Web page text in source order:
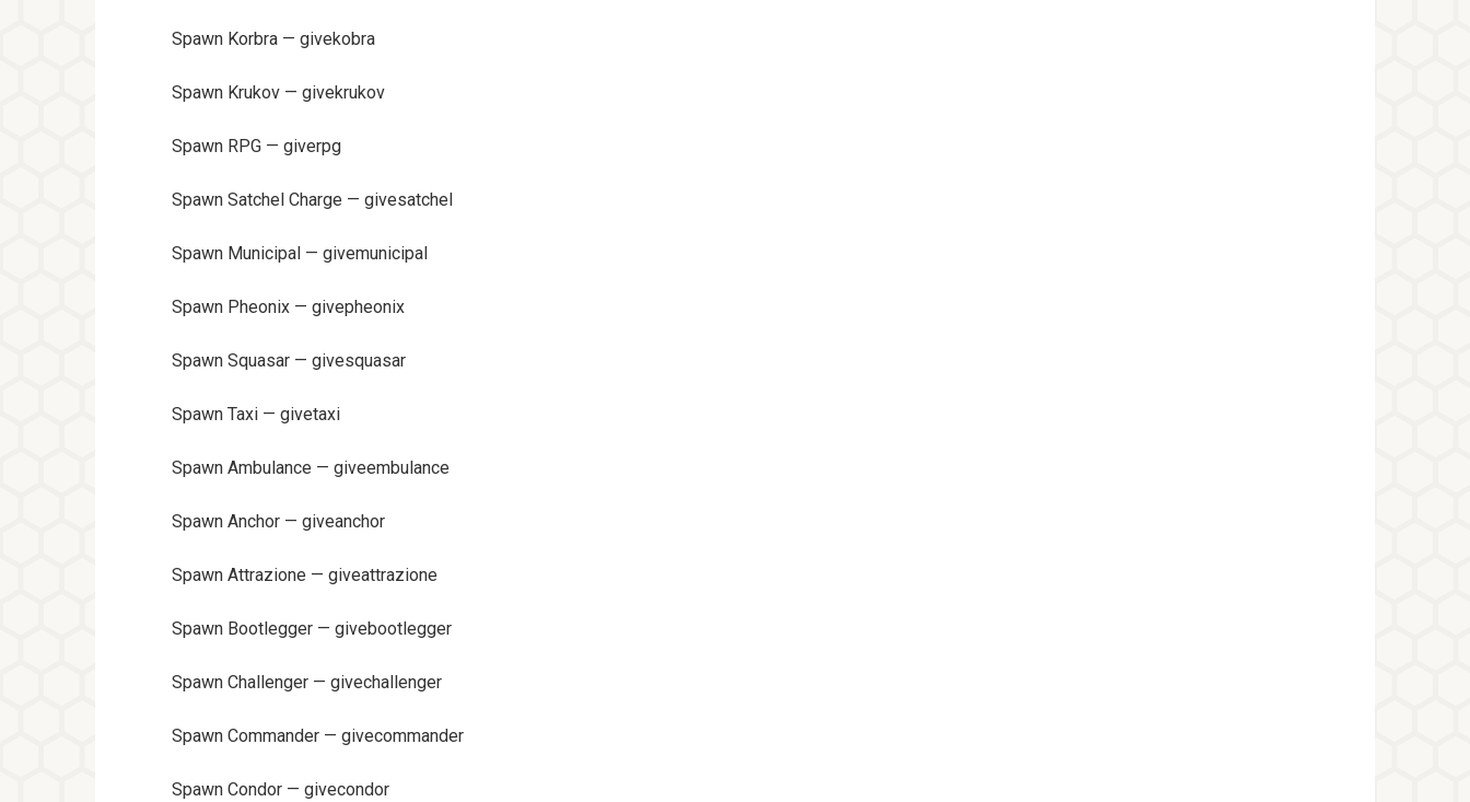
Spawn Korbra — givekobra
Spawn Krukov — givekrukov
Spawn RPG — giverpg
Spawn Satchel Charge — givesatchel
Spawn Municipal — givemunicipal
Spawn Pheonix — givepheonix
Spawn Squasar — givesquasar
Spawn Taxi — givetaxi
Spawn Ambulance — giveembulance
Spawn Anchor — giveanchor
Spawn Attrazione — giveattrazione
Spawn Bootlegger — givebootlegger
Spawn Challenger — givechallenger
Spawn Commander — givecommander
Spawn Condor — givecondor